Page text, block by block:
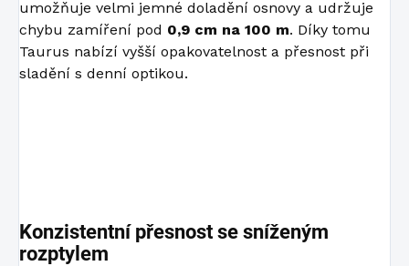
umožňuje velmi jemné doladění osnovy a udržuje
chybu zamíření pod 0,9 cm na 100 m. Díky tomu
Taurus nabízí vyšší opakovatelnost a přesnost při
sladění s denní optikou.
Konzistentní přesnost se sníženým
rozptylem